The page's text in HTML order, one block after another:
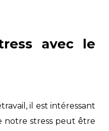
avec le
il est intéressant
notre stress peut être